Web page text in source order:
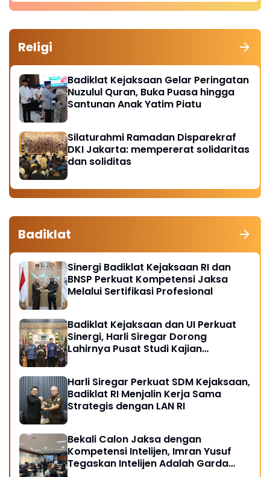
Religi
Badiklat Kejaksaan Gelar Peringatan
Nuzulul Quran, Buka Puasa hingga
Santunan Anak Yatim Piatu
Silaturahmi Ramadan Disparekraf
DKI Jakarta: mempererat solidaritas
dan soliditas
Badiklat
Sinergi Badiklat Kejaksaan RI dan
BNSP Perkuat Kompetensi Jaksa
Melalui Sertifikasi Profesional
Badiklat Kejaksaan dan UI Perkuat
Sinergi, Harli Siregar Dorong
Lahirnya Pusat Studi Kajian
Harli Siregar Perkuat SDM Kejaksaan,
Badiklat RI Menjalin Kerja Sama
Strategis dengan LAN RI
Bekali Calon Jaksa dengan
Kompetensi Intelijen, Imran Yusuf
Tegaskan Intelijen Adalah Garda